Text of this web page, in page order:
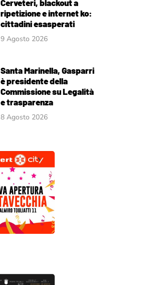
Cerveteri, blackout a
ripetizione e internet ko:
cittadini esasperati
9 Agosto 2026
Santa Marinella, Gasparri
è presidente della
Commissione su Legalità
e trasparenza
8 Agosto 2026